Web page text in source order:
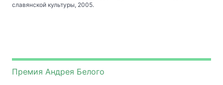
славянской культуры, 2005.
Премия Андрея Белого